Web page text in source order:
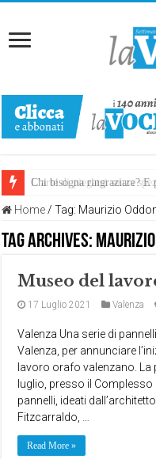
Chi bisogna ringraziare? E
L’arte di piegarsi senza
Home / Tag: Maurizio
Tag Archives:
Museo del
17 Luglio 2021 Valenza
Valenza Una serie di
Valenza, per annunciare
lavoro orafo valenzano. La
luglio, presso il Complesso
pannelli, ideati
Fitzcarraldo, …
Read More »